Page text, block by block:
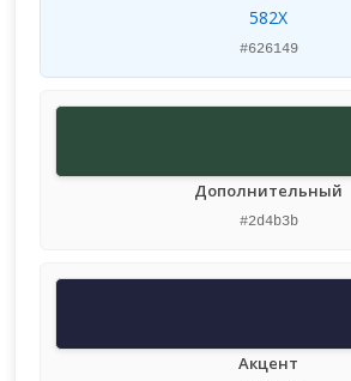
582X
#626149
Дополнительный
#2d4b3b
Акцент